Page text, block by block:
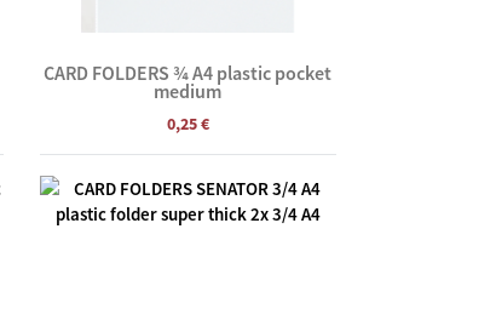
CARD FOLDERS ¾ A4 plastic pocket
medium
0,25 €